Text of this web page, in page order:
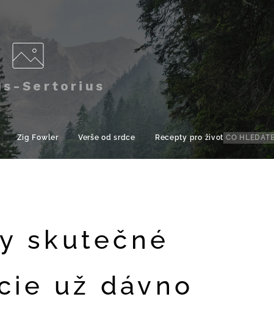
Sertorius
Zig Fowler Verše od srdce Recepty pro život
skutečné
už dávno